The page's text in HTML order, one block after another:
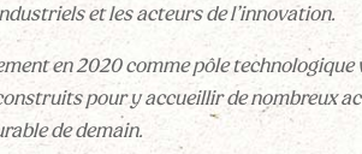
et les acteurs de l’innovation.
en 2020 comme pôle
pour y accueillir de nombreux
de demain.